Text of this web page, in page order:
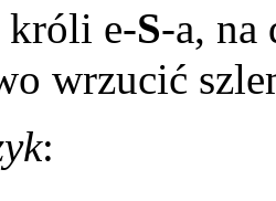
króli e-S-a, na
wrzucić
: